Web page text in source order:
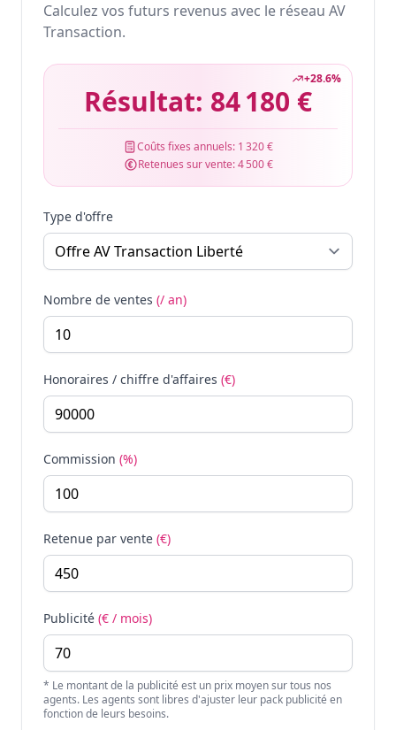
Calculez vos futurs revenus avec le réseau AV
Transaction.
+28.6%
Résultat: 84 180 €
Coûts fixes annuels: 1 320 €
Retenues sur vente:4 500 €
Type d'offre
Nombre de ventes (/ an)
Honoraires / chiffre d'affaires (€)
Commission (%)
Retenue par vente (€)
Publicité (€ / mois)
* Le montant de la publicité est un prix moyen sur tous nos
agents. Les agents sont libres d'ajuster leur pack publicité en
fonction de leurs besoins.